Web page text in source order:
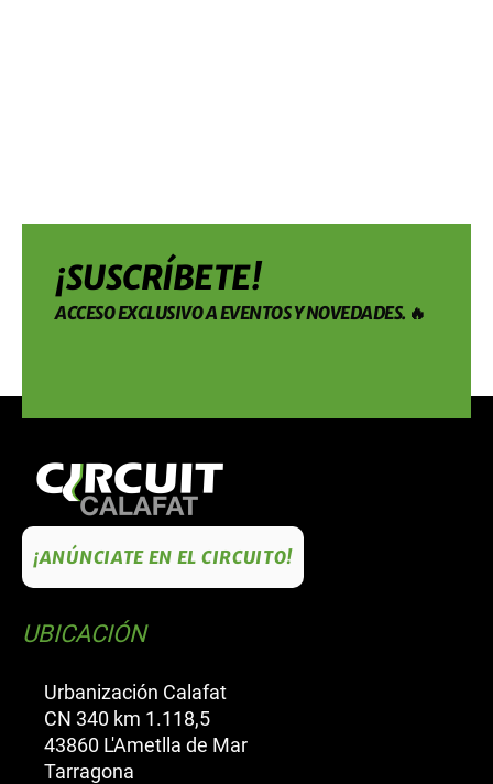
¡SUSCRÍBETE!
ACCESO EXCLUSIVO A EVENTOS Y NOVEDADES. 🔥
¡ANÚNCIATE EN EL CIRCUITO!
UBICACIÓN
Urbanización Calafat
CN 340 km 1.118,5
43860 L'Ametlla de Mar
Tarragona